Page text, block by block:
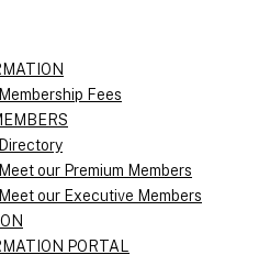
Membership Fees
Directory
Meet our Premium Members
Meet our Executive Members
PORTAL